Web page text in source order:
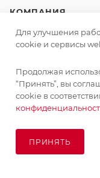
КОМПАНИЯ
ИНФОРМАЦИЯ
ПОМОЩЬ
Для улучшения
cookie и сервисы
Продолжая
“Принять”, вы
cookie в
ПРИНЯТЬ